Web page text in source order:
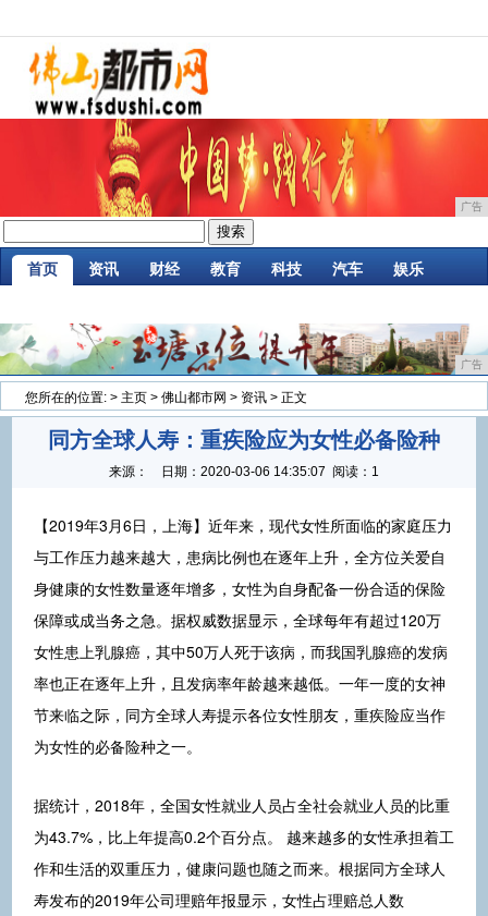
广告
首页 资讯 财经 教育 科技 汽车 娱乐
广告
您所在的位置: > 主页 > 佛山都市网 > 资讯 > 正文
同方全球人寿：重疾险应为女性必备险种
来源： 日期： 2020-03-06 14:35:07 阅读：1
【2019年3月6日，上海】近年来，现代女性所面临的家庭压力
与工作压力越来越大，患病比例也在逐年上升，全方位关爱自
身健康的女性数量逐年增多，女性为自身配备一份合适的保险
保障或成当务之急。据权威数据显示，全球每年有超过120万
女性患上乳腺癌，其中50万人死于该病，而我国乳腺癌的发病
率也正在逐年上升，且发病率年龄越来越低。一年一度的女神
节来临之际，同方全球人寿提示各位女性朋友，重疾险应当作
为女性的必备险种之一。
据统计，2018年，全国女性就业人员占全社会就业人员的比重
为43.7%，比上年提高0.2个百分点。 越来越多的女性承担着工
作和生活的双重压力，健康问题也随之而来。根据同方全球人
寿发布的2019年公司理赔年报显示，女性占理赔总人数